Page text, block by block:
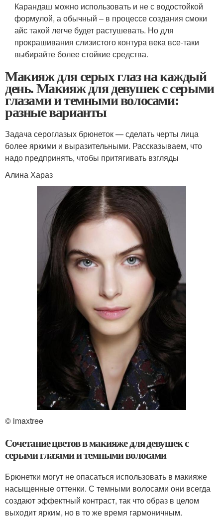
Карандаш можно использовать и не с водостойкой
формулой, а обычный – в процессе создания смоки
айс такой легче будет растушевать. Но для
прокрашивания слизистого контура века все-таки
выбирайте более стойкие средства.
Макияж для серых глаз на каждый
день. Макияж для девушек с серыми
глазами и темными волосами:
разные варианты
Задача сероглазых брюнеток — сделать черты лица
более яркими и выразительными. Рассказываем, что
надо предпринять, чтобы притягивать взгляды
Алина Хараз
© imaxtree
Сочетание цветов в макияже для девушек с
серыми глазами и темными волосами
Брюнетки могут не опасаться использовать в макияже
насыщенные оттенки. С темными волосами они всегда
создают эффектный контраст, так что образ в целом
выходит ярким, но в то же время гармоничным.